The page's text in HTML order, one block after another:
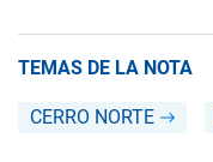
TEMAS DE LA NOTA
CERRO NORTE